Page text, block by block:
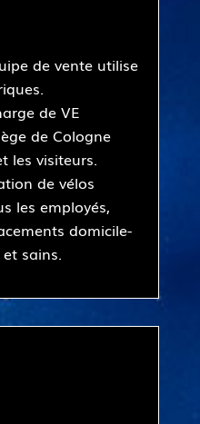
de vente utilise
de VE
de Cologne
les visiteurs.
de vélos
les employés,
domicile-
sains.